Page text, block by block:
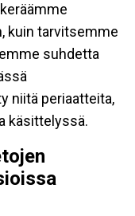
kuin tarvitsemme
suhdetta
niitä periaatteita,
käsittelyssä.